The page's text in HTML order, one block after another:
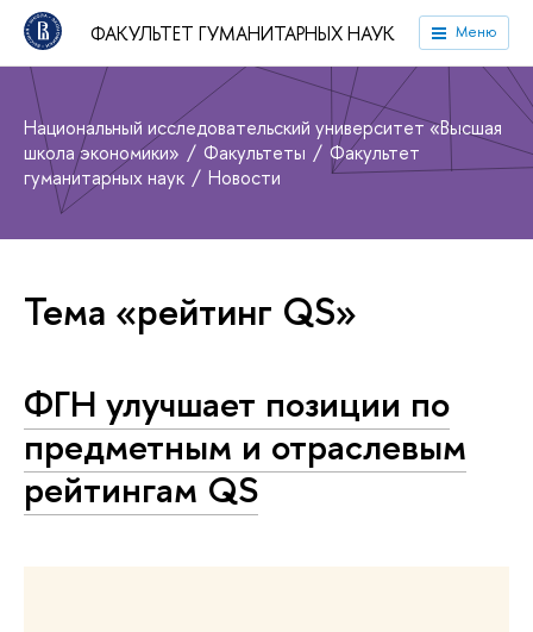
ФАКУЛЬТЕТ ГУМАНИТАРНЫХ НАУК Меню
Национальный исследовательский университет «Высшая
школа экономики»
Факультеты
Факультет
гуманитарных наук
Новости
Тема «рейтинг QS»
ФГН улучшает позиции по
предметным и отраслевым
рейтингам QS